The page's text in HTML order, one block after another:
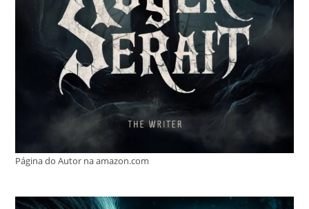
Página do Autor na amazon.com